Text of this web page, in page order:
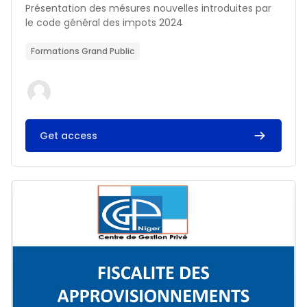
Résumé du cours :
Présentation des mésures nouvelles introduites par
le code général des impots 2024
Formations Grand Public
Get access
Image du cours FISCALITE DES APPROVISIONNEMENTS